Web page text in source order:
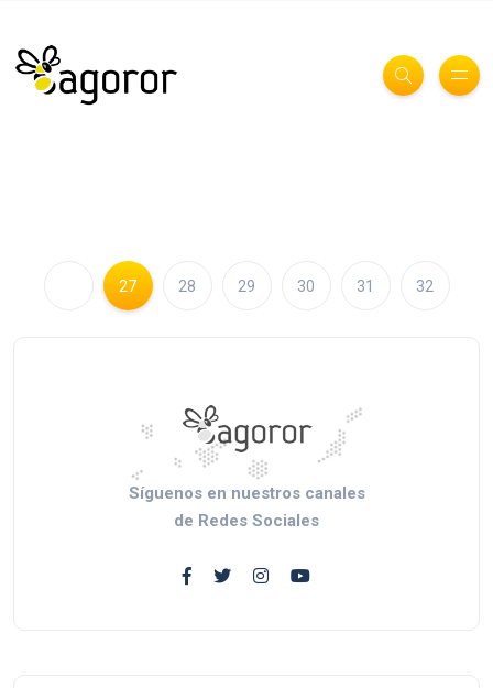
27 28 29 30 31 32
Síguenos en nuestros canales
de Redes Sociales